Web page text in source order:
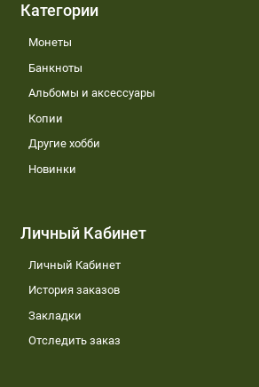
Категории
Монеты
Банкноты
Альбомы и аксессуары
Копии
Другие хобби
Новинки
Личный Кабинет
Личный Кабинет
История заказов
Закладки
Отследить заказ